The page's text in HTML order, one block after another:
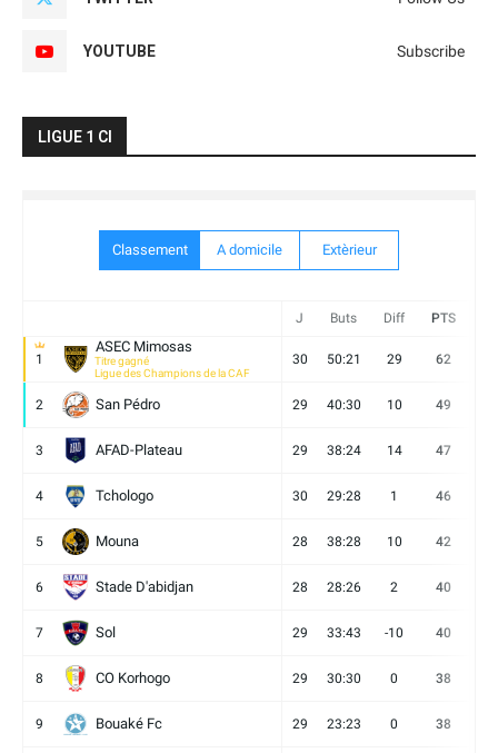
YOUTUBE Subscribe
LIGUE 1 CI
Classement A domicile Extèrieur
J Buts Diff PTS
1
ASEC Mimosas
Titre gagné
Ligue des Champions de la CAF
30 50:21 29 62
2 San Pédro 29 40:30 10 49
3 AFAD-Plateau 29 38:24 14 47
4 Tchologo 30 29:28 1 46
5 Mouna 28 38:28 10 42
6 Stade D'abidjan 28 28:26 2 40
7 Sol 29 33:43 -10 40
8 CO Korhogo 29 30:30 0 38
9 Bouaké Fc 29 23:23 0 38